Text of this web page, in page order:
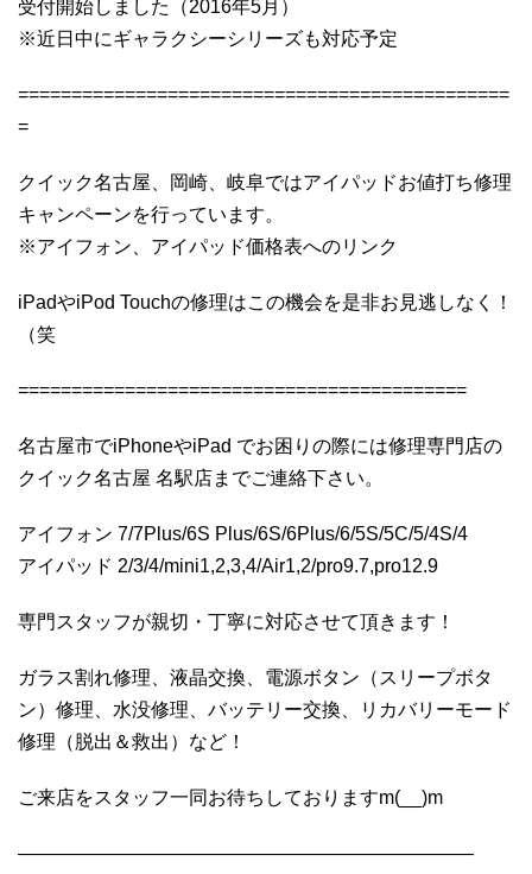
受付開始しました（2016年5月）
※近日中にギャラクシーシリーズも対応予定
==============================================
=
クイック名古屋、岡崎、岐阜ではアイパッドお値打ち修理
キャンペーンを行っています。
※アイフォン、アイパッド価格表へのリンク
iPadやiPod Touchの修理はこの機会を是非お見逃しなく！
（笑
==========================================
名古屋市でiPhoneやiPad でお困りの際には修理専門店の
クイック名古屋 名駅店までご連絡下さい。
アイフォン 7/7Plus/6S Plus/6S/6Plus/6/5S/5C/5/4S/4
アイパッド 2/3/4/mini1,2,3,4/Air1,2/pro9.7,pro12.9
専門スタッフが親切・丁寧に対応させて頂きます！
ガラス割れ修理、液晶交換、電源ボタン（スリープボタ
ン）修理、水没修理、バッテリー交換、リカバリーモード
修理（脱出＆救出）など！
ご来店をスタッフ一同お待ちしておりますm(__)m
————————————————————————